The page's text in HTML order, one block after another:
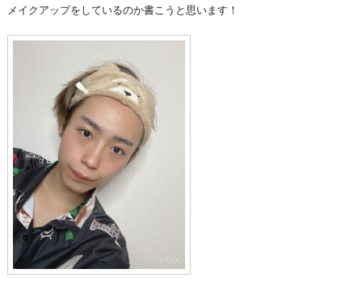
メイクアップをしているのか書こうと思います！